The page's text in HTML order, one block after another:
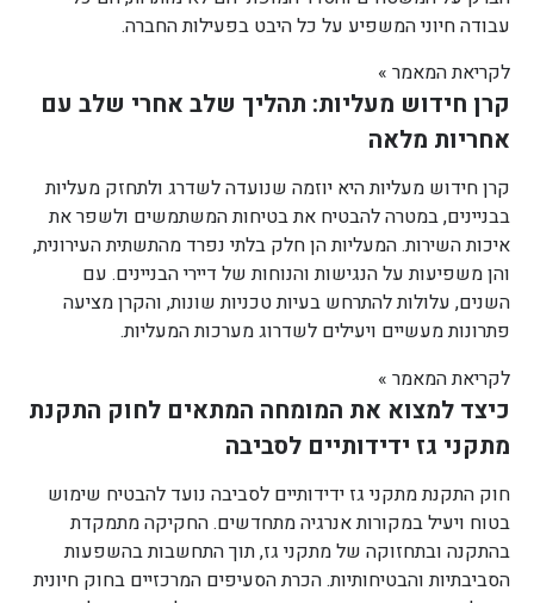
עבודה חיוני המשפיע על כל היבט בפעילות החברה.
לקריאת המאמר »
קרן חידוש מעליות: תהליך שלב אחרי שלב עם
אחריות מלאה
קרן חידוש מעליות היא יוזמה שנועדה לשדרג ולתחזק מעליות
בבניינים, במטרה להבטיח את בטיחות המשתמשים ולשפר את
איכות השירות. המעליות הן חלק בלתי נפרד מהתשתית העירונית,
והן משפיעות על הנגישות והנוחות של דיירי הבניינים. עם
השנים, עלולות להתרחש בעיות טכניות שונות, והקרן מציעה
פתרונות מעשיים ויעילים לשדרוג מערכות המעליות.
לקריאת המאמר »
כיצד למצוא את המומחה המתאים לחוק התקנת
מתקני גז ידידותיים לסביבה
חוק התקנת מתקני גז ידידותיים לסביבה נועד להבטיח שימוש
בטוח ויעיל במקורות אנרגיה מתחדשים. החקיקה מתמקדת
בהתקנה ובתחזוקה של מתקני גז, תוך התחשבות בהשפעות
הסביבתיות והבטיחותיות. הכרת הסעיפים המרכזיים בחוק חיונית